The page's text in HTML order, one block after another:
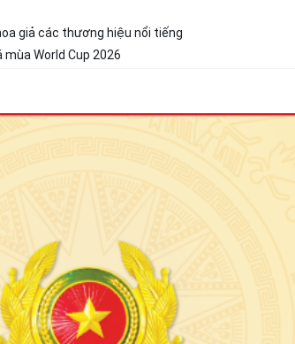
giả các thương hiệu nổi tiếng
World Cup 2026